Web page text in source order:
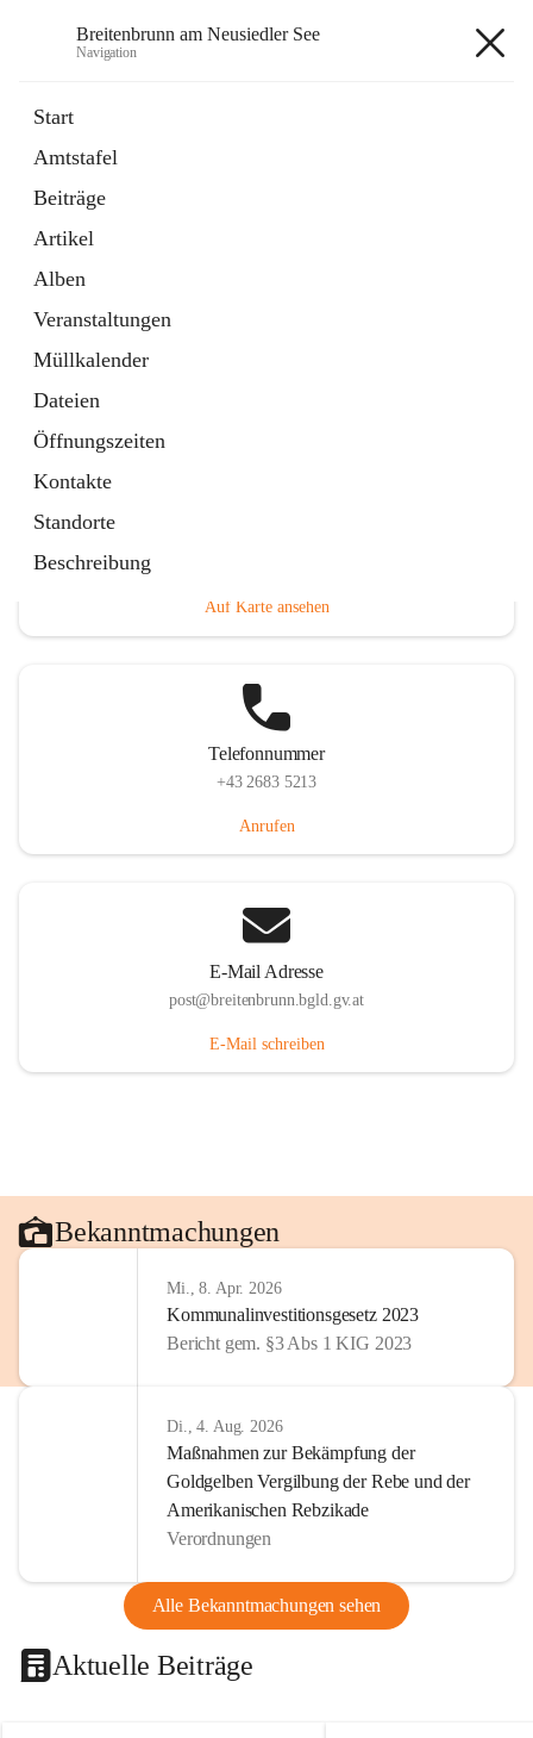
Breitenbrunn am Neusiedler See
Navigation
Start
Amtstafel
Beiträge
Artikel
Alben
Veranstaltungen
Müllkalender
Dateien
Öffnungszeiten
Kontakte
Standorte
Beschreibung
18 Schnellzugriffe
Gemeindeservice
Auf Karte ansehen
Telefonnummer
+43 2683 5213
Anrufen
E-Mail Adresse
post@breitenbrunn.bgld.gv.at
E-Mail schreiben
Bekanntmachungen
Mi., 8. Apr. 2026
Kommunalinvestitionsgesetz 2023
Bericht gem. §3 Abs 1 KIG 2023
Di., 4. Aug. 2026
Maßnahmen zur Bekämpfung der
Goldgelben Vergilbung der Rebe und der
Amerikanischen Rebzikade
Verordnungen
Alle Bekanntmachungen sehen
Aktuelle Beiträge